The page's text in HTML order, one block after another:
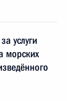
услуги
морских